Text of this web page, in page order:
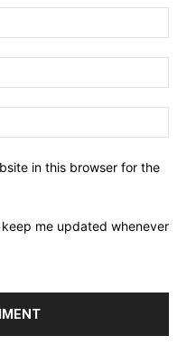
in this browser for the
me updated whenever